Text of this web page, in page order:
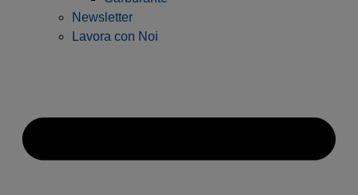
Newsletter
Lavora con Noi